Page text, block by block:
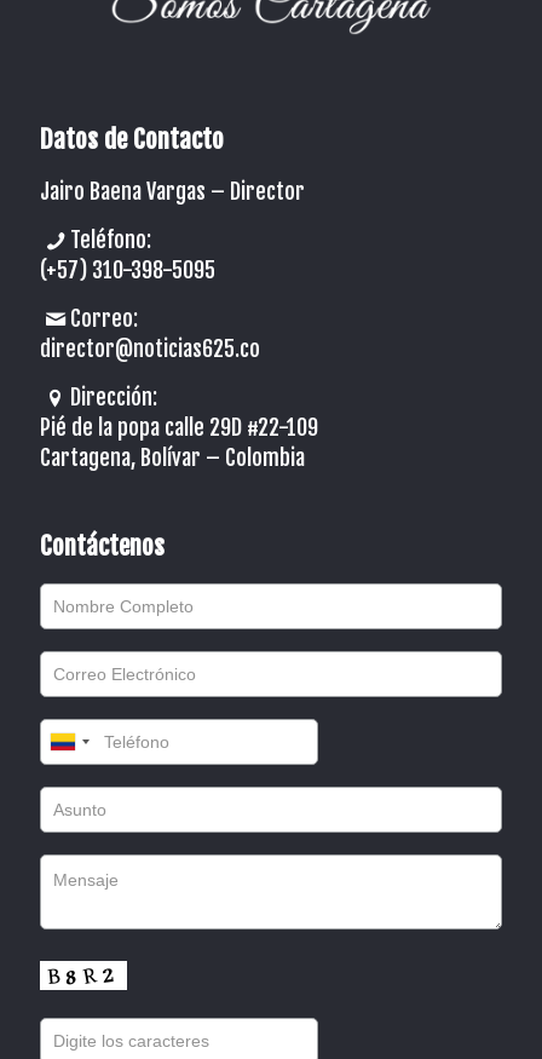
Datos de Contacto
Jairo Baena Vargas – Director
Teléfono:
(+57) 310-398-5095
Correo:
director@noticias625.co
Dirección:
Pié de la popa calle 29D #22-109
Cartagena, Bolívar – Colombia
Contáctenos